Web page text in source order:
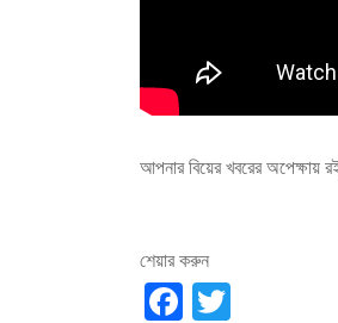
আপনার বিয়ের খবরের অপেক্ষায়
শেয়ার করুন
Facebook